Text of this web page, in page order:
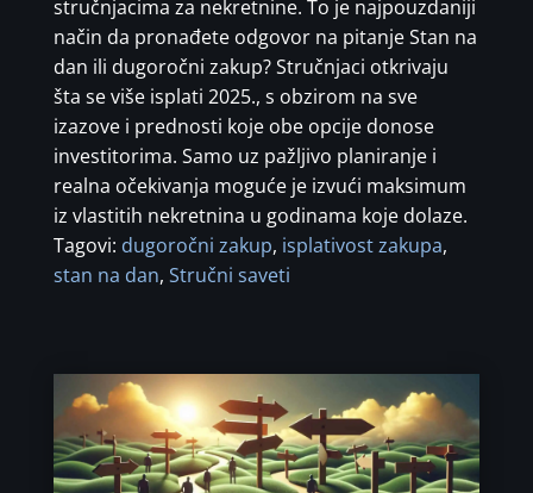
stručnjacima za nekretnine. To je najpouzdaniji
način da pronađete odgovor na pitanje Stan na
dan ili dugoročni zakup? Stručnjaci otkrivaju
šta se više isplati 2025., s obzirom na sve
izazove i prednosti koje obe opcije donose
investitorima. Samo uz pažljivo planiranje i
realna očekivanja moguće je izvući maksimum
iz vlastitih nekretnina u godinama koje dolaze.
Tagovi: dugoročni zakup, isplativost zakupa,
stan na dan, Stručni saveti